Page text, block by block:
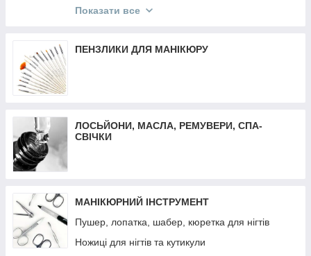
Трафарети для френча, дизайну, аерографії
Втирка
Матеріали для депіляції
Засоби до та після депіляції
Показати все
ПЕНЗЛИКИ ДЛЯ МАНІКЮРУ
ЛОСЬЙОНИ, МАСЛА, РЕМУВЕРИ, СПА-
СВІЧКИ
МАНІКЮРНИЙ ІНСТРУМЕНТ
Пушер, лопатка, шабер, кюретка для нігтів
Ножиці для нігтів та кутикули